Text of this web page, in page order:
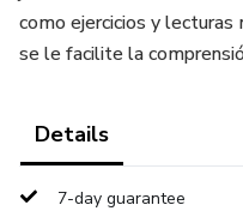
como ejercicios y lecturas
se le facilite la
Details
7-day guarantee